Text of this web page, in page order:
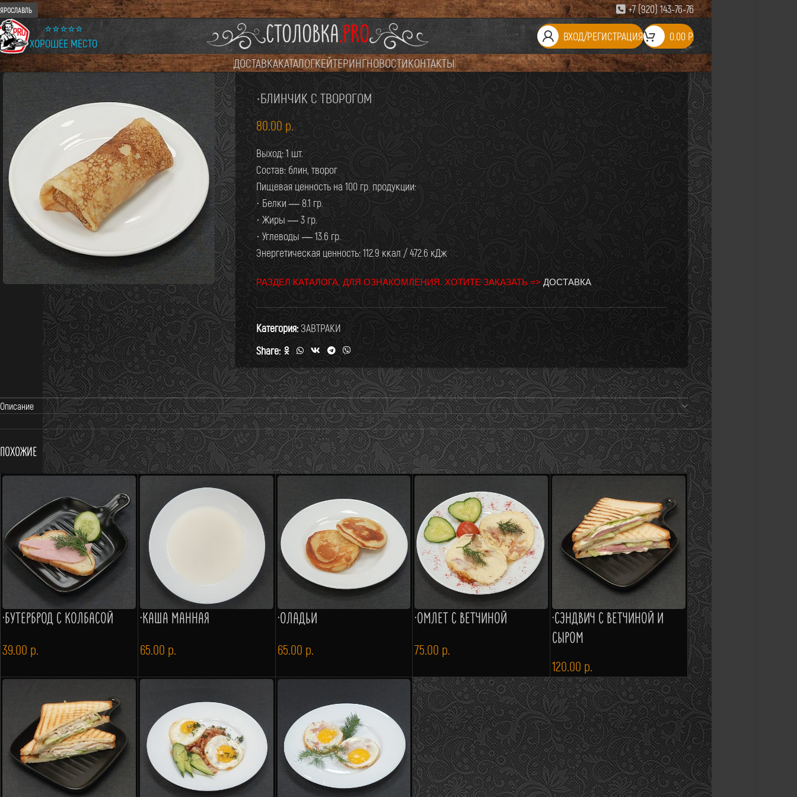
ЯРОСЛАВЛЬ
+7 (920) 143-76-76
⭐⭐⭐⭐⭐
ХОРОШЕЕ МЕСТО
СТОЛОВКА.PRO ВХОД/РЕГИСТРАЦИЯ 0.00 Р.
ДОСТАВКАКАТАЛОГКЕЙТЕРИНГНОВОСТИКОНТАКТЫ
·БЛИНЧИК С ТВОРОГОМ
80.00р.
Выход: 1 шт.
Состав: блин, творог
Пищевая ценность на 100 гр. продукции:
· Белки — 8.1 гр.
· Жиры — 3 гр.
· Углеводы — 13.6 гр.
Энергетическая ценность: 112.9 ккал / 472.6 кДж
РАЗДЕЛ КАТАЛОГА. ДЛЯ ОЗНАКОМЛЕНИЯ. ХОТИТЕ ЗАКАЗАТЬ => ДОСТАВКА
Категория:ЗАВТРАКИ
Share:
Описание
Похожие
·БУТЕРБРОД С КОЛБАСОЙ
39.00 р.
·КАША МАННАЯ
65.00 р.
·ОЛАДЬИ
65.00 р.
·ОМЛЕТ С ВЕТЧИНОЙ
75.00 р.
·СЭНДВИЧ С ВЕТЧИНОЙ И
СЫРОМ
120.00 р.